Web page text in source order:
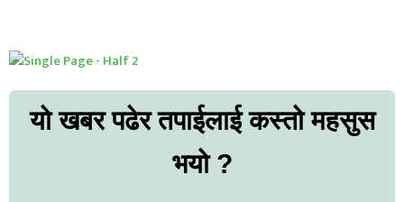
यो खबर पढेर तपाईलाई कस्तो महसुस
भयो ?